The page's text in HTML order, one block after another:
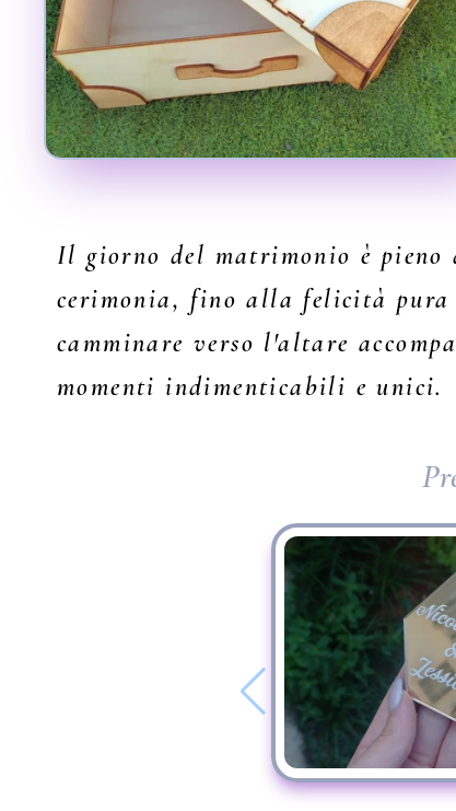
Il giorno del matrimonio è
cerimonia, fino alla felicità pura
camminare verso l'altare
momenti indimenticabili e unici.